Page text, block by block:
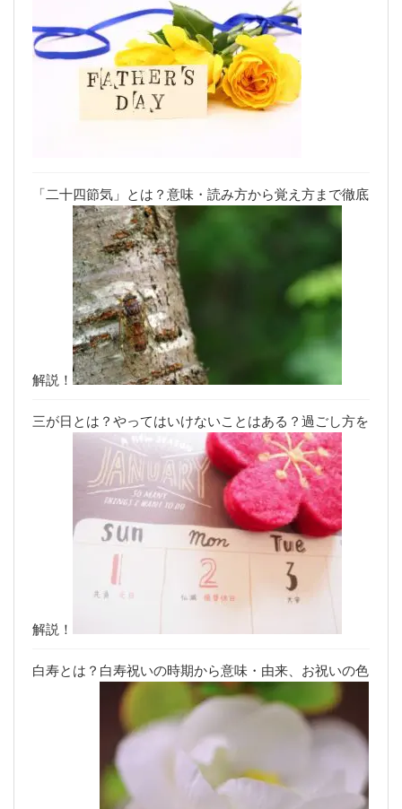
「二十四節気」とは？意味・読み方から覚え方まで徹底
解説！
三が日とは？やってはいけないことはある？過ごし方を
解説！
白寿とは？白寿祝いの時期から意味・由来、お祝いの色